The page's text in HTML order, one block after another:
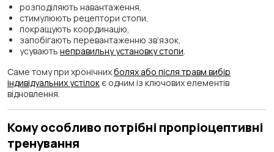
розподіляють навантаження,
стимулюють рецептори стопи,
покращують координацію,
запобігають перевантаженню зв’язок,
усувають неправильну установку стопи
Саме тому при хронічнихболях або після травм вибір
індивідуальних устілок є одним із ключових елементів
відновлення.
Кому особливо потрібні пропріоцептивні
тренування